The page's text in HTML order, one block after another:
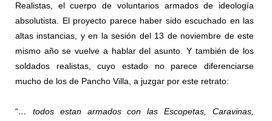
Realistas, el cuerpo de voluntarios armados de ideología
absolutista. El proyecto parece haber sido escuchado en las
altas instancias, y en la sesión del 13 de noviembre de este
mismo año se vuelve a hablar del asunto. Y también de los
soldados realistas, cuyo estado no parece diferenciarse
mucho de los de Pancho Villa, a juzgar por este retrato:
“… todos estan armados con las Escopetas, Caravinas,